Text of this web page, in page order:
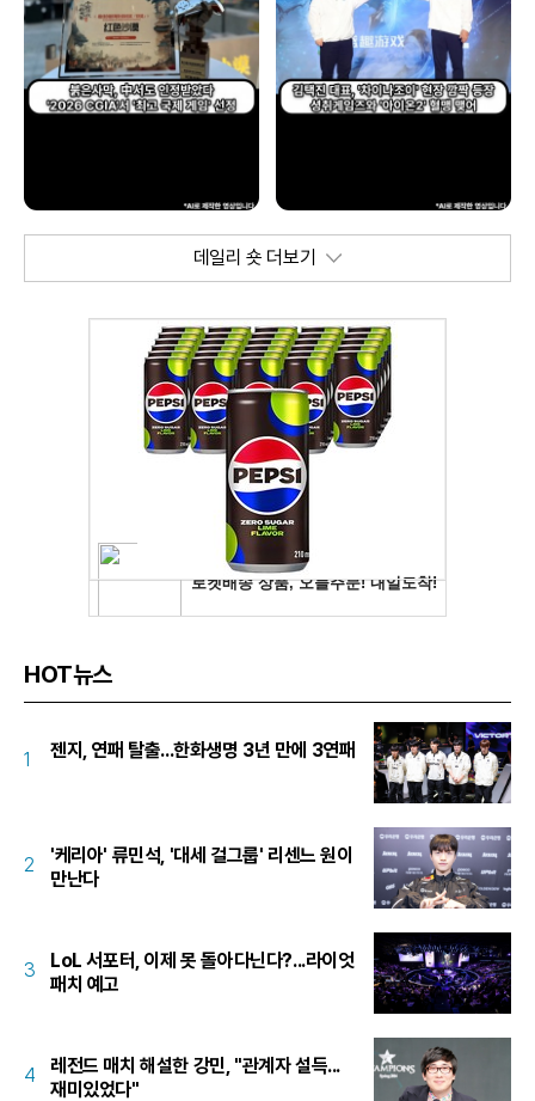
데일리 숏 더보기
HOT뉴스
1 젠지, 연패 탈출...한화생명 3년 만에 3연패
2
'케리아' 류민석, '대세 걸그룹' 리센느 원이
만난다
3
LoL 서포터, 이제 못 돌아다닌다?...라이엇
패치 예고
4
레전드 매치 해설한 강민, "관계자 설득...
재미있었다"